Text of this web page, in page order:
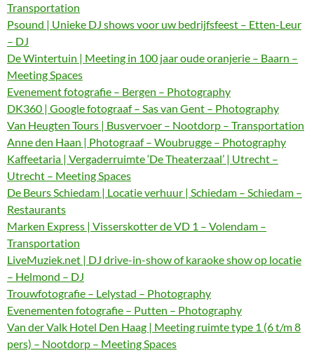
Transportation
Psound | Unieke DJ shows voor uw bedrijfsfeest – Etten-Leur
– DJ
De Wintertuin | Meeting in 100 jaar oude oranjerie – Baarn –
Meeting Spaces
Evenement fotografie – Bergen – Photography
DK360 | Google fotograaf – Sas van Gent – Photography
Van Heugten Tours | Busvervoer – Nootdorp – Transportation
Anne den Haan | Photograaf – Woubrugge – Photography
Kaffeetaria | Vergaderruimte ‘De Theaterzaal’ | Utrecht –
Utrecht – Meeting Spaces
De Beurs Schiedam | Locatie verhuur | Schiedam – Schiedam –
Restaurants
Marken Express | Visserskotter de VD 1 – Volendam –
Transportation
LiveMuziek.net | DJ drive-in-show of karaoke show op locatie
– Helmond – DJ
Trouwfotografie – Lelystad – Photography
Evenementen fotografie – Putten – Photography
Van der Valk Hotel Den Haag | Meeting ruimte type 1 (6 t/m 8
pers) – Nootdorp – Meeting Spaces